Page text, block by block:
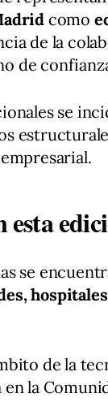
como
de la
de
se
esta
se
de la
la